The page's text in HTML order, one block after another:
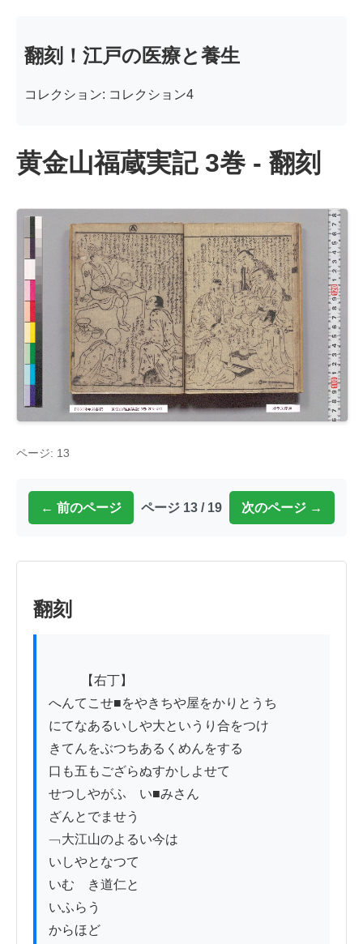
翻刻！江戸の医療と養生
コレクション: コレクション4
黄金山福蔵実記 3巻 - 翻刻
ページ: 13
← 前のページ ページ 13 / 19 次のページ →
翻刻
へんてこせ■をやきちや屋をかりとうち
にてなあるいしや大というり合をつけ
きてんをぶつちあるくめんをする
口も五もござらぬすかしよせて
せつしやがふゝい■みさん
ざんとでませう
﹁大江山のよるい今は
いしやとなつて
いむゝき道仁と
いふらう
からほど